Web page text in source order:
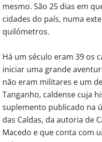
mesmo. São 25 dias em
cidades do país, numa
quilómetros.
Há um século eram 39 os
iniciar uma grande
não eram militares e um
Tanganho, caldense cuja
suplemento publicado na
das Caldas, da autoria de
Macedo e que conta com